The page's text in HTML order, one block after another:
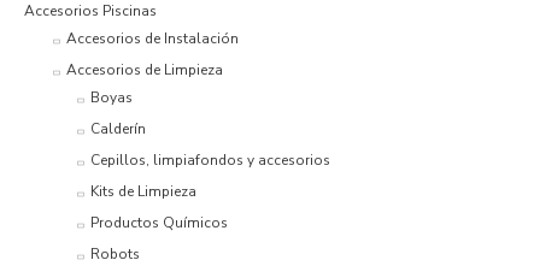
Accesorios Piscinas
Accesorios de Instalación
Accesorios de Limpieza
Boyas
Calderín
Cepillos, limpiafondos y accesorios
Kits de Limpieza
Productos Químicos
Robots